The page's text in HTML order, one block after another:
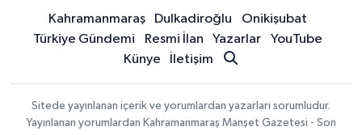
Kahramanmaraş Dulkadiroğlu
Onikişubat
Türkiye Gündemi
Resmi İlan Yazarlar
YouTube
Künye
İletişim
Sitede yayınlanan içerik ve yorumlardan yazarları sorumludur.
Yayınlanan yorumlardan Kahramanmaraş Manşet Gazetesi - Son